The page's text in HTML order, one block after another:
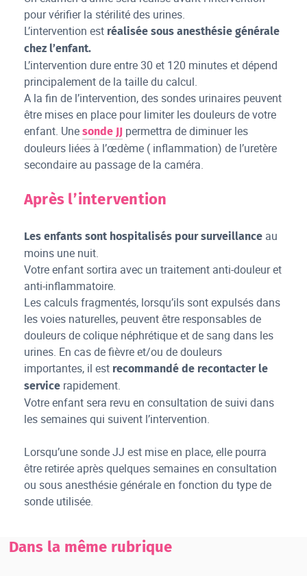
pour vérifier la stérilité des urines.
L’intervention est réalisée sous anesthésie générale
chez l’enfant.
L’intervention dure entre 30 et 120 minutes et dépend
principalement de la taille du calcul.
A la fin de l’intervention, des sondes urinaires peuvent
être mises en place pour limiter les douleurs de votre
enfant. Unesonde JJ permettra de diminuer les
douleurs liées à l’œdème ( inflammation) de l’uretère
secondaire au passage de la caméra.
Après l’intervention
Les enfants sont hospitalisés pour surveillance au
moins une nuit.
Votre enfant sortira avec un traitement anti-douleur et
anti-inflammatoire.
Les calculs fragmentés, lorsqu’ils sont expulsés dans
les voies naturelles, peuvent être responsables de
douleurs de colique néphrétique et de sang dans les
urines. En cas de fièvre et/ou de douleurs
importantes, il est recommandé de recontacter le
service rapidement.
Votre enfant sera revu en consultation de suivi dans
les semaines qui suivent l’intervention.
Lorsqu’une sonde JJ est mise en place, elle pourra
être retirée après quelques semaines en consultation
ou sous anesthésie générale en fonction du type de
sonde utilisée.
Dans la même rubrique